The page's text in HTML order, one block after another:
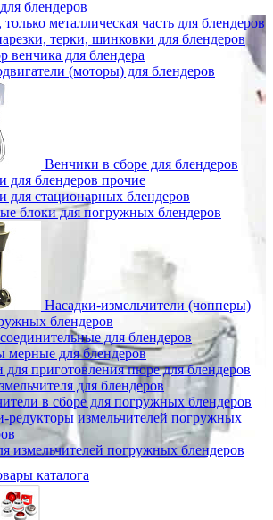
блендеров
металлическая часть для блендеров
терки, шинковки для блендеров
венчика для блендера
(моторы) для блендеров
Венчики в сборе для блендеров
для блендеров прочие
для стационарных блендеров
блоки для погружных блендеров
Насадки-измельчители (чопперы)
блендеров
для блендеров
мерные для блендеров
для приготовления пюре для блендеров
для блендеров
в сборе для погружных блендеров
измельчителей погружных
измельчителей погружных блендеров
каталога